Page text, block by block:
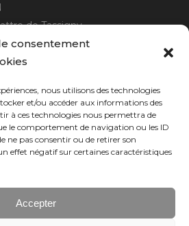
consentement
nous utilisons des technologies
et/ou accéder aux informations des
à ces technologies nous permettra de
le comportement de navigation ou les ID
ne pas consentir ou de retirer son
effet négatif sur certaines caractéristiques
Accepter
de Tassigny
Chambertin
vous.